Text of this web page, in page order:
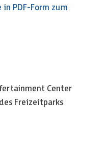
PDF-Form zum
Center
Freizeitparks